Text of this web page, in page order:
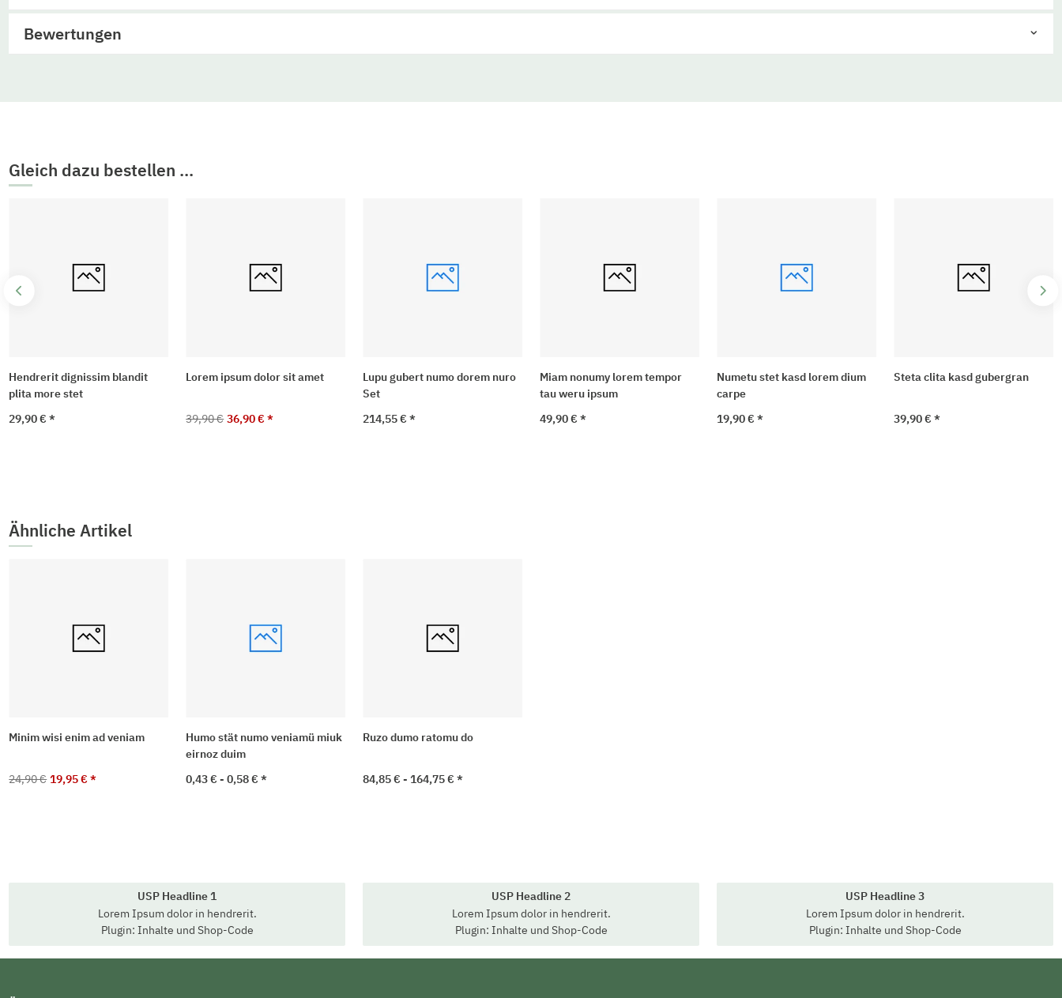
Bewertungen
Gleich dazu bestellen ...
Hendrerit dignissim blandit
plita more stet
29,90 €*
Lorem ipsum dolor sit amet
39,90 € 36,90 € *
Lupu gubert numo dorem nuro
Set
214,55 €*
Miam nonumy lorem tempor
tau weru ipsum
49,90 €*
Numetu stet kasd lorem dium
carpe
19,90 €*
Steta clita kasd gubergran
39,90 €*
Ähnliche Artikel
Minim wisi enim ad veniam
24,90 € 19,95 € *
Humo stät numo veniamü miuk
eirnoz duim
0,43 € -0,58 €*
Ruzo dumo ratomu do
84,85 € - 164,75 €*
USP Headline 1
Lorem Ipsum dolor in hendrerit.
Plugin: Inhalte und Shop-Code
USP Headline 2
Lorem Ipsum dolor in hendrerit.
Plugin: Inhalte und Shop-Code
USP Headline 3
Lorem Ipsum dolor in hendrerit.
Plugin: Inhalte und Shop-Code